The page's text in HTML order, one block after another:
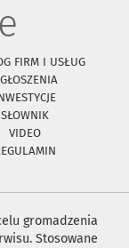
FIRM I USŁUG
SŁOWNIK
VIDEO
gromadzenia
Stosowane